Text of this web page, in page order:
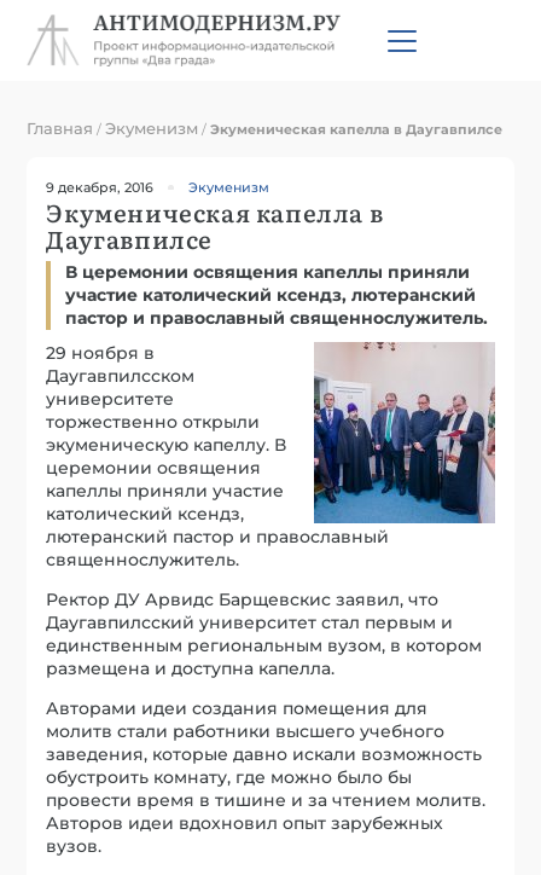
Главная /Экуменизм /Экуменическая капелла в Даугавпилсе
9 декабря, 2016 Экуменизм
Экуменическая капелла в
Даугавпилсе
В церемонии освящения капеллы приняли
участие католический ксендз, лютеранский
пастор и православный священнослужитель.
29 ноября в
Даугавпилсском
университете
торжественно открыли
экуменическую капеллу. В
церемонии освящения
капеллы приняли участие
католический ксендз,
лютеранский пастор и православный
священнослужитель.
Ректор ДУ Арвидс Барщевскис заявил, что
Даугавпилсский университет стал первым и
единственным региональным вузом, в котором
размещена и доступна капелла.
Авторами идеи создания помещения для
молитв стали работники высшего учебного
заведения, которые давно искали возможность
обустроить комнату, где можно было бы
провести время в тишине и за чтением молитв.
Авторов идеи вдохновил опыт зарубежных
вузов.